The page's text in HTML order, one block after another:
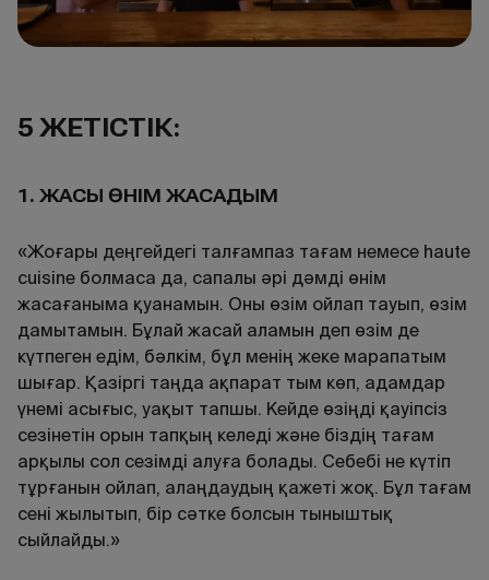
5 ЖЕТІСТІК:
1. ЖАҚСЫ ӨНІМ ЖАСАДЫМ
«Жоғары деңгейдегі талғампаз тағам немесе haute
cuisine болмаса да, сапалы әрі дәмді өнім
жасағаныма қуанамын. Оны өзім ойлап тауып, өзім
дамытамын. Бұлай жасай аламын деп өзім де
күтпеген едім, бәлкім, бұл менің жеке марапатым
шығар. Қазіргі таңда ақпарат тым көп, адамдар
үнемі асығыс, уақыт тапшы. Кейде өзіңді қауіпсіз
сезінетін орын тапқың келеді және біздің тағам
арқылы сол сезімді алуға болады. Себебі не күтіп
тұрғанын ойлап, алаңдаудың қажеті жоқ. Бұл тағам
сені жылытып, бір сәтке болсын тыныштық
сыйлайды.»